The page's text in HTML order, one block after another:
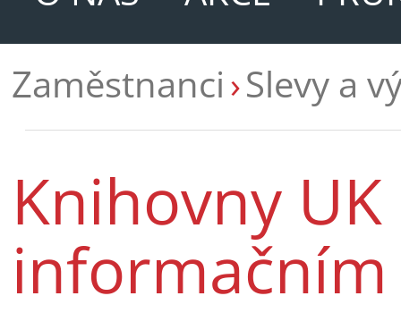
Zaměstnanci Slevy a
Knihovny